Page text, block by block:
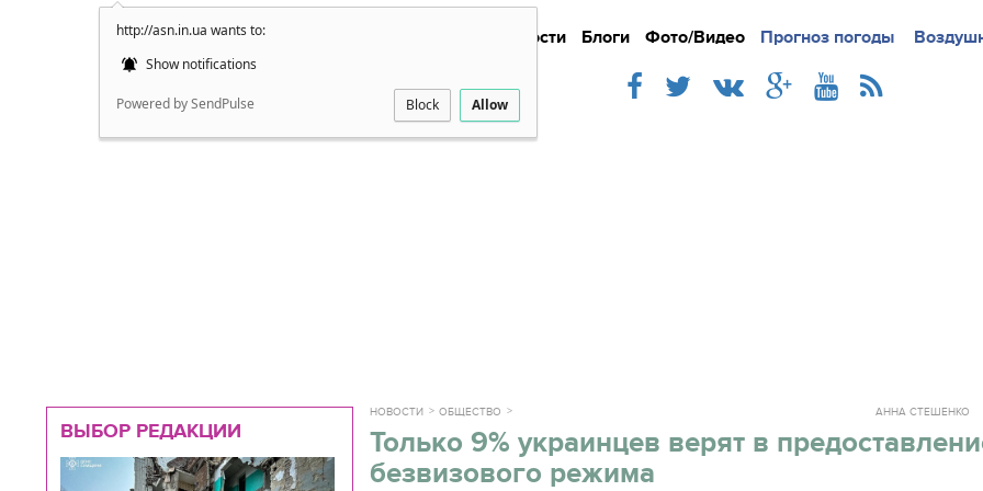
http://asn.in.ua wants to:
Show notifications
Powered by SendPulse Block Allow
Новости Блоги Фото/Видео Прогноз погоды
Подробно Новости
ВЫБОР РЕДАКЦИИ
НОВОСТИ ОБЩЕСТВО АННА СТЕШЕНКО
Только 9% украинцев верят в
безвизового режима